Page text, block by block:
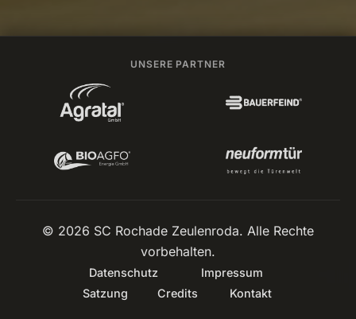
UNSERE PARTNER
© 2026 SC Rochade Zeulenroda. Alle Rechte
vorbehalten.
Datenschutz
Impressum
Satzung
Credits Kontakt